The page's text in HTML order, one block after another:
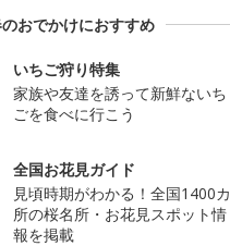
おでかけにおすすめ
いちご狩り特集
家族や友達を誘って新鮮ないち
ごを食べに行こう
全国お花見ガイド
見頃時期がわかる！全国1400カ
所の桜名所・お花見スポット情
報を掲載